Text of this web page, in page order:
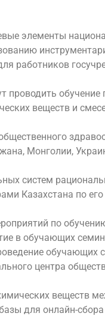
элементы
работников
проводить
веществ и
Монголии,
систем
Казахстана по
по
в обучающих
обучающих
центра
веществ
для онлайн-